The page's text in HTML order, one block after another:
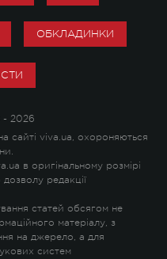
ОБКЛАДИНКИ
- 2026
сайті viva.ua, охороняються
в оригінальному розмірі
редакції
статей обсягом не
матеріалу, з
на джерело, а для
систем